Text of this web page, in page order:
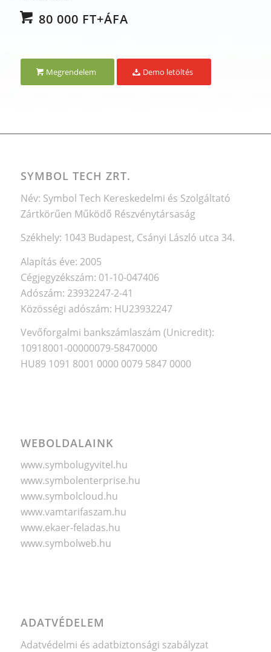
80 000 FT+ÁFA
Megrendelem Demo letöltés
SYMBOL TECH ZRT.
Név: Symbol Tech Kereskedelmi és Szolgáltató
Zártkörűen Működő Részvénytársaság
Székhely: 1043 Budapest, Csányi László utca 34.
Alapítás éve: 2005
Cégjegyzékszám: 01-10-047406
Adószám: 23932247-2-41
Közösségi adószám: HU23932247
Vevőforgalmi bankszámlaszám (Unicredit):
10918001-00000079-58470000
HU89 1091 8001 0000 0079 5847 0000
WEBOLDALAINK
www.symbolugyvitel.hu
www.symbolenterprise.hu
www.symbolcloud.hu
www.vamtarifaszam.hu
www.ekaer-feladas.hu
www.symbolweb.hu
ADATVÉDELEM
Adatvédelmi és adatbiztonsági szabályzat